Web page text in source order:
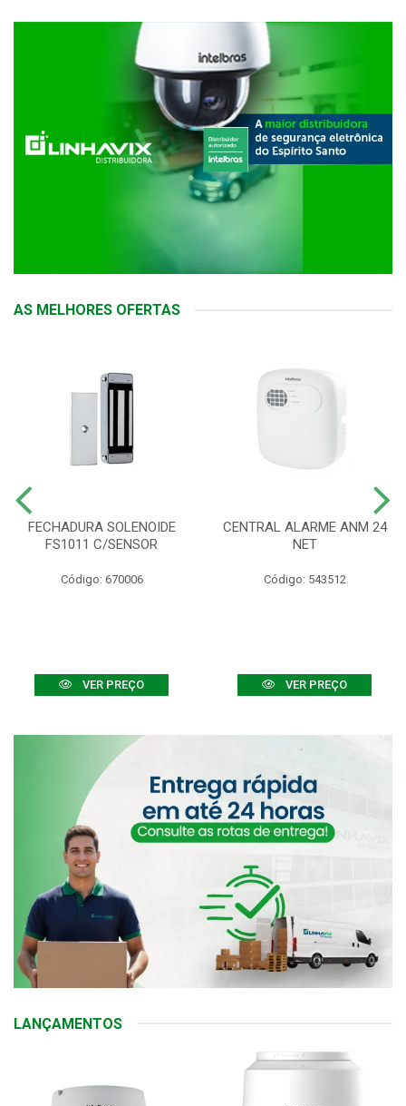
AS MELHORES OFERTAS
FECHADURA SOLENOIDE
FS1011 C/SENSOR
Código: 670006
VER PREÇO
CENTRAL ALARME ANM 24
NET
Código: 543512
VER PREÇO
LANÇAMENTOS